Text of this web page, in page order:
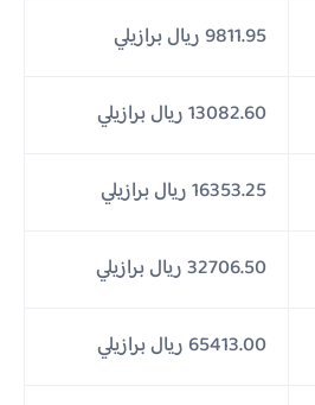
9811.95 ريال برازيلي
13082.60 ريال برازيلي
16353.25 ريال برازيلي
32706.50 ريال برازيلي
65413.00 ريال برازيلي